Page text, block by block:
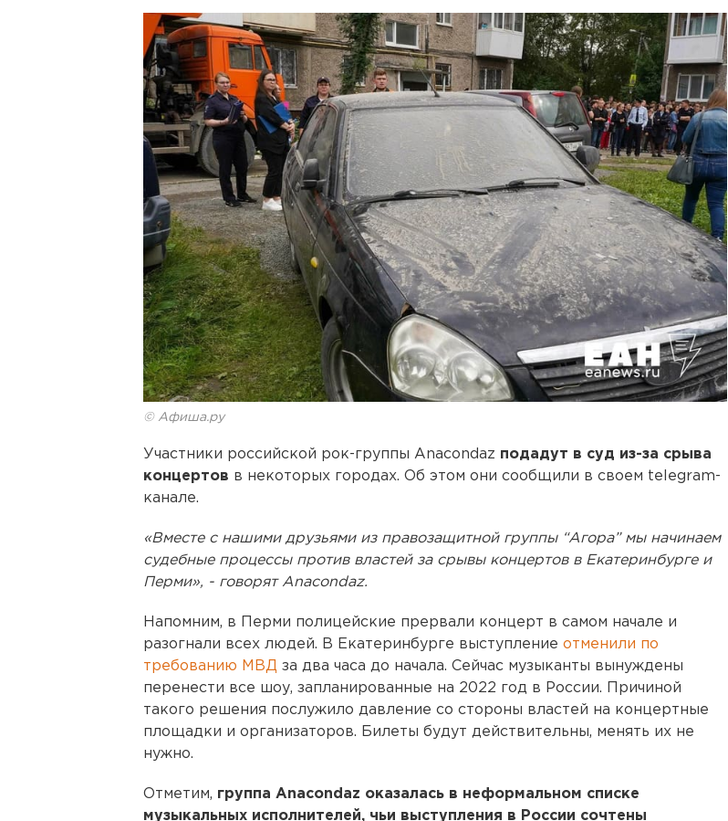
© Афиша.ру
Участники российской рок-группы Anacondaz подадут в суд из-за срыва
концертов в некоторых городах. Об этом они сообщили в своем telegram-
канале.
«Вместе с нашими друзьями из правозащитной группы “Агора” мы начинаем
судебные процессы против властей за срывы концертов в Екатеринбурге и
Перми», - говорят Anacondaz.
Напомним, в Перми полицейские прервали концерт в самом начале и
разогнали всех людей. В Екатеринбурге выступление отменили по
требованию МВД за два часа до начала. Сейчас музыканты вынуждены
перенести все шоу, запланированные на 2022 год в России. Причиной
такого решения послужило давление со стороны властей на концертные
площадки и организаторов. Билеты будут действительны, менять их не
нужно.
Отметим, группа Anacondaz оказалась в неформальном списке
музыкальных исполнителей, чьи выступления в России сочтены